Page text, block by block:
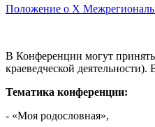
Положение о Х
В Конференции могут принять
краеведческой
Тематика конференции:
- «Моя родословная»,